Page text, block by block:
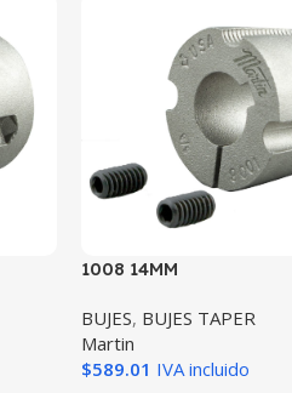
1008 14MM
BUJES, BUJES TAPER
Martin
$589.01 IVA incluido